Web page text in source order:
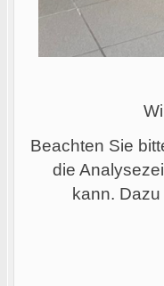
Beachten Sie
die
kann.